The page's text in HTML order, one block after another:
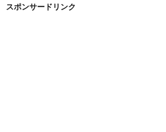
スポンサードリンク